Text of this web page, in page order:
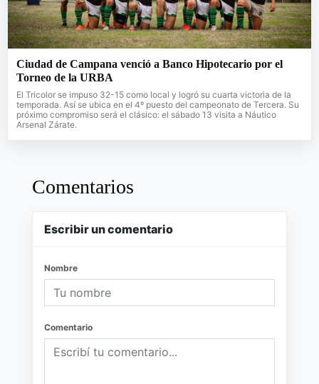
Ciudad de Campana venció a Banco Hipotecario por el
Torneo de la URBA
El Tricolor se impuso 32-15 como local y logró su cuarta victoria de la
temporada. Así se ubica en el 4º puesto del campeonato de Tercera. Su
próximo compromiso será el clásico: el sábado 13 visita a Náutico
Arsenal Zárate.
Comentarios
Escribir un comentario
Nombre
Comentario